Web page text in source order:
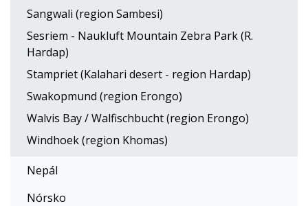
Sangwali (region Sambesi)
Sesriem - Naukluft Mountain Zebra Park (R.
Hardap)
Stampriet (Kalahari desert - region Hardap)
Swakopmund (region Erongo)
Walvis Bay / Walfischbucht (region Erongo)
Windhoek (region Khomas)
Nepál
Nórsko